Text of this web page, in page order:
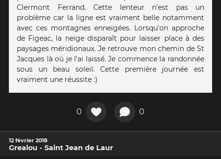
Clermont Ferrand. Cette lenteur n'est pas un
problème car la ligne est vraiment belle notamment
avec ces montagnes enneigées. Lorsqu'on approche
de Figeac, la neige disparaît pour laisser place à des
paysages méridionaux. Je retrouve mon chemin de St
Jacques là où je l'ai laissé. Je commence la randonnée
sous un beau soleil. Cette première journée est
vraiment une réussite :)
0 0
12 février 2018
Grealou - Saint Jean de Laur